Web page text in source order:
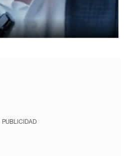
PUBLICIDAD